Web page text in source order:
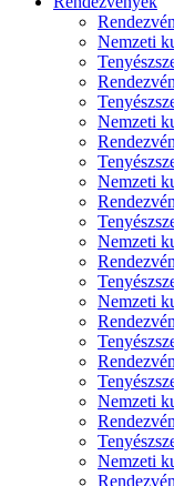
Nemzeti
Nemzeti
Nemzeti
Nemzeti
Nemzeti
Nemzeti
Nemzeti